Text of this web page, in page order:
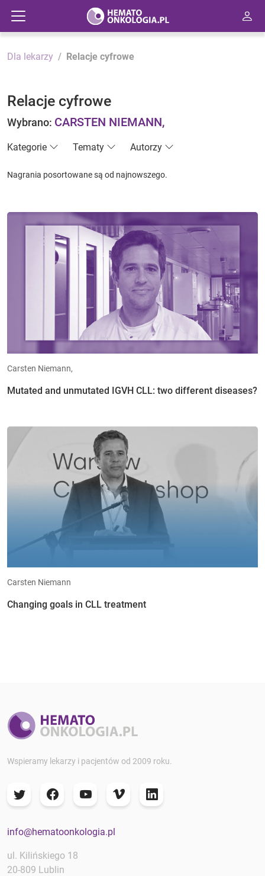
Dla lekarzy Relacje cyfrowe
Relacje cyfrowe
Wybrano: CARSTEN NIEMANN,
Kategorie Tematy Autorzy
Nagrania posortowane są od najnowszego.
Carsten Niemann,
Mutated and unmutated IGVH CLL: two different diseases?
Carsten Niemann
Changing goals in CLL treatment
Wspieramy lekarzy i pacjentów od 2009 roku.
info@hematoonkologia.pl
ul. Kilińskiego 18
20-809 Lublin